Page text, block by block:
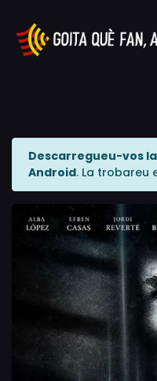
Descarregueu-vos
Android. La trobareu